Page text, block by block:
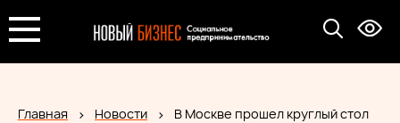
Главная Новости
В Москве прошел круглый стол